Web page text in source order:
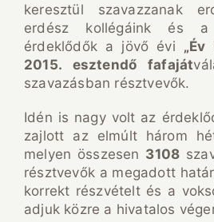
keresztül szavazzanak
erdész kollégáink és a
érdeklődők a jövő évi „Év
2015. esztendő fafaját
szavazásban résztvevők.
Idén is nagy volt az
zajlott az elmúlt három
melyen összesen 3108
résztvevők a megadott
korrekt részvételt és a
adjuk közre a hivatalos